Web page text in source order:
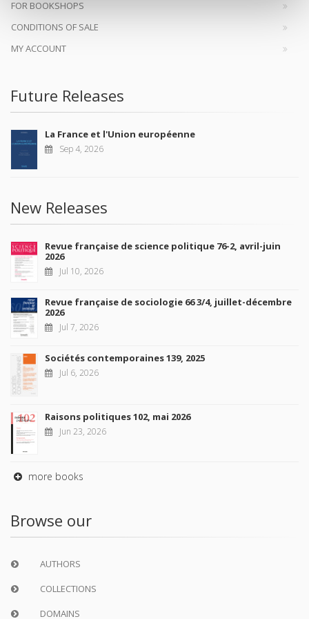
FOR BOOKSHOPS
CONDITIONS OF SALE
MY ACCOUNT
Future Releases
La France et l'Union européenne
Sep 4, 2026
New Releases
Revue française de science politique 76-2, avril-juin
2026
Jul 10, 2026
Revue française de sociologie 66 3/4, juillet-décembre
2026
Jul 7, 2026
Sociétés contemporaines 139, 2025
Jul 6, 2026
Raisons politiques 102, mai 2026
Jun 23, 2026
more books
Browse our
AUTHORS
COLLECTIONS
DOMAINS